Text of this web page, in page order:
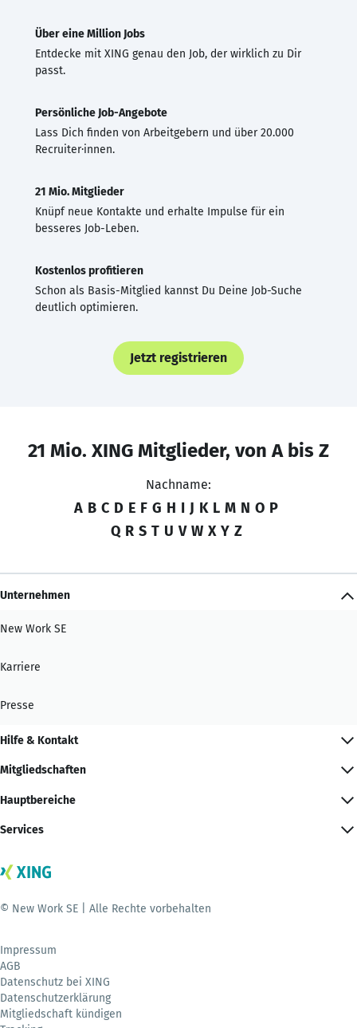
Über eine Million Jobs
Entdecke mit XING genau den Job, der wirklich zu Dir
passt.
Persönliche Job-Angebote
Lass Dich finden von Arbeitgebern und über 20.000
Recruiter·innen.
21 Mio. Mitglieder
Knüpf neue Kontakte und erhalte Impulse für ein
besseres Job-Leben.
Kostenlos profitieren
Schon als Basis-Mitglied kannst Du Deine Job-Suche
deutlich optimieren.
Jetzt registrieren
21 Mio. XING Mitglieder, von A bis Z
Nachname:
A B C D E F G H I J K L M N O P
Q R S T U V W X Y Z
Unternehmen
New Work SE
Karriere
Presse
Hilfe & Kontakt
Mitgliedschaften
Hauptbereiche
Services
© New Work SE | Alle Rechte vorbehalten
Impressum
AGB
Datenschutz bei XING
Datenschutzerklärung
Mitgliedschaft kündigen